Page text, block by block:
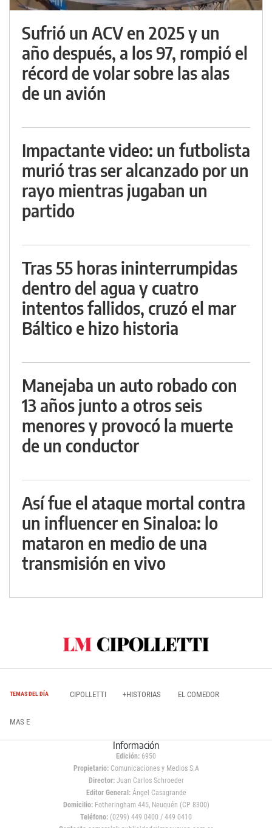
Sufrió un ACV en 2025 y un
año después, a los 97, rompió el
récord de volar sobre las alas
de un avión
Impactante video: un futbolista
murió tras ser alcanzado por un
rayo mientras jugaban un
partido
Tras 55 horas ininterrumpidas
dentro del agua y cuatro
intentos fallidos, cruzó el mar
Báltico e hizo historia
Manejaba un auto robado con
13 años junto a otros seis
menores y provocó la muerte
de un conductor
Así fue el ataque mortal contra
un influencer en Sinaloa: lo
mataron en medio de una
transmisión en vivo
TEMAS DEL DÍA CIPOLLETTI +HISTORIAS EL COMEDOR
MAS E
Información
Edición: 6950
Propietario:Comunicaciones y Medios S.A
Director: Juan Carlos Schroeder
Editor General:Ángel Casagrande
Domicilio:Fotheringham 445, Neuquén (CP 8300)
Teléfono: (0299) 449 0400 / 449 0410